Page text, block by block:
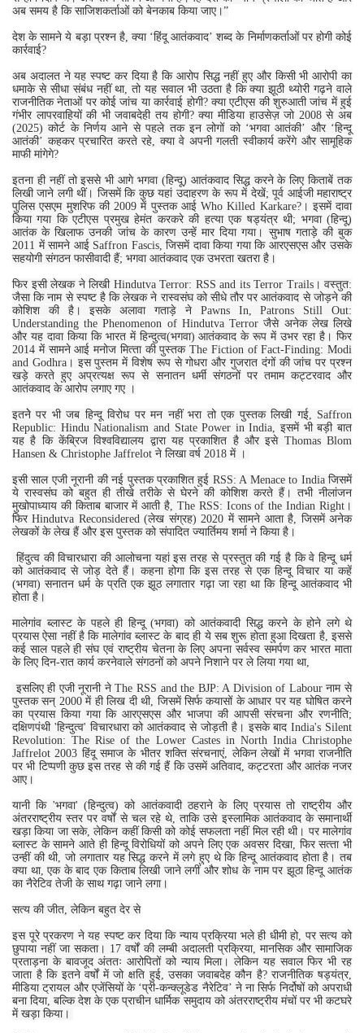
अब समय है कि साजिशकर्ताओं को बेनकाब किया जाए।”
देश के सामने ये बड़ा प्रश्‍न है, क्या ‘हिंदू आतंकवाद’ शब्द के निर्माणकर्ताओं पर होगी कोई
कार्रवाई?
अब अदालत ने यह स्पष्ट कर दिया है कि आरोप सिद्ध नहीं हुए और किसी भी आरोपी का
धमाके से सीधा संबंध नहीं था, तो यह सवाल भी उठता है कि क्या झूठी थ्योरी गढ़ने वाले
राजनीतिक नेताओं पर कोई जांच या कार्रवाई होगी? क्या एटीएस की शुरुआती जांच में हुई
गंभीर लापरवाहियों की भी जवाबदेही तय होगी? क्या मीडिया हाउसेज़ जो 2008 से अब
(2025) कोर्ट के निर्णय आने से पहले तक इन लोगों को ‘भगवा आतंकी’ और ‘हिन्‍दू
आतंकी’ कहकर प्रचारित करते रहे, क्‍या वे अपनी गलती स्‍वीकार्य करेंगे और सामूहिक
माफी मांगेगे?
इतना ही नहीं तो इससे भी आगे भगवा (हिन्‍दू) आतंकवाद सिद्ध करने के लिए किताबें तक
लिखी जाने लगी थीं। जिसमें कि कुछ यहां उदाहरण के रूप में देखें; पूर्व आईजी महाराष्ट्र
पुलिस एसएम मुशरिफ की 2009 में पुस्‍तक आई Who Killed Karkare?। इसमें दावा
किया गया कि एटीएस प्रमुख हेमंत करकरे की हत्या एक षड्यंत्र थी; भगवा (हिन्‍दू)
आतंक के खिलाफ उनकी जांच के कारण उन्‍हें मार दिया गया। सुभाष गताड़े की बुक
2011 में सामने आई Saffron Fascis, जिसमें दावा किया गया कि आरएसएस और उसके
सहयोगी संगठन फासीवादी हैं; भगवा आतंकवाद एक उभरता खतरा है।
फिर इसी लेखक ने लिखी Hindutva Terror: RSS and its Terror Trails। वस्‍तुत:
जैसा कि नाम से स्पष्ट है कि लेखक ने रास्‍वसंघ को सीधे तौर पर आतंकवाद से जोड़ने की
कोशिश की है। इसके अलावा गताड़े ने Pawns In, Patrons Still Out:
Understanding the Phenomenon of Hindutva Terror जैसे अनेक लेख लिखे
और यह दावा किया कि भारत में हिन्‍दुत्‍व(भगवा) आतंकवाद के रूप में उभर रहा है। फिर
2014 में सामने आई मनोज मित्‍ता की पुस्‍तक The Fiction of Fact-Finding: Modi
and Godhra। इस पुस्‍तम में विशेष रूप से गोधरा और गुजरात दंगों की जांच पर प्रश्न
खड़े करते हुए अप्रत्यक्ष रूप से सनातन धर्मी संगठनों पर तमाम कट्टरवाद और
आतंकवाद के आरोप लगाए गए ।
इतनेे पर भी जब हिन्‍दू विरोध पर मन नहीं भरा तो एक पुस्‍तक लिखी गई, Saffron
Republic: Hindu Nationalism and State Power in India, इसमें भी बड़ी बात
यह है कि केंब्रि‍ज विश्‍वविद्यालय द्वारा यह प्रकाशित है और इसे Thomas Blom
Hansen & Christophe Jaffrelot ने लिखा वर्ष 2018 में ।
इसी साल एजी नूरानी की नई पुस्‍तक प्रकाशित हुई RSS: A Menace to India जिसमें
ये रास्‍वसंघ को बहुत ही तीखे तरीके से घेरने की कोशिश करते हैं। तभी नीलांजन
मुखोपाध्याय की किताब बाजार में आती है, The RSS: Icons of the Indian Right।
फिर Hindutva Reconsidered (लेख संग्रह) 2020 में सामने आता है, जिसमें अनेक
लेखकों के लेख हैं और इस पुस्‍तक को संपादित ज्‍यार्तिमय शर्मा ने किया है।
हिंदुत्व की विचारधारा की आलोचना यहां इस तरह से प्रस्‍तुत की गई है कि वे हिन्‍दू धर्म
को आतंकवाद से जोड़ देते हैं। कहना होगा कि इस तरह से एक हिन्‍दू विचार या कहें
(भगवा) सनातन धर्म के प्रति एक झूठ लगातार गढ़ा जा रहा था कि हिन्‍दू आतंकवाद भी
होता है।
मालेगांव ब्‍लास्‍ट के पहले ही हिन्‍दू (भगवा) को आतंकवादी सिद्ध करने के होने लगे थे
प्रयास ऐसा नहीं है कि मालेगांव ब्‍लास्‍ट के बाद ही ये सब शुरू होता हुआ दिखता है, इससे
कई साल पहले ही संघ एवं राष्‍ट्रीय चेतना के लिए अपना सर्वस्‍व समर्पण कर भारत माता
के लिए दिन-रात कार्य करनेवाले संगठनों को अपने निशाने पर ले लिया गया था,
इसलिए ही एजी नूरानी ने The RSS and the BJP: A Division of Labour नाम से
पुस्‍तक सन् 2000 में ही लिख दी थी, जिसमें सिर्फ कयासों के आधार पर यह घोषित करने
का प्रयास किया गया कि आरएसएस और भाजपा की आपसी संरचना और रणनीति;
दक्षिणपंथी 'हिन्‍दुत्‍व' विचारधारा को आतंकवाद से जोड़ती है। इसके बाद India's Silent
Revolution: The Rise of the Lower Castes in North India Christophe
Jaffrelot 2003 हिंदू समाज के भीतर शक्ति संरचनाएं, लेकिन लेखों में भगवा राजनीति
पर भी टिप्पणी कुछ इस तरह से की गई हैं कि उसमें अतिवाद, कट्टरता और आतंक नजर
आए।
यानी कि 'भगवा' (हिन्‍दुत्‍व) को आतंकवादी ठहराने के लिए प्रयास तो राष्‍ट्रीय और
अंतरराष्‍ट्रीय स्‍तर पर वर्षों से चल रहे थे, ताकि उसे इस्‍लामिक आतंकवाद के समानार्थी
खड़ा किया जा सके, लेकिन कहीं किसी को कोई सफलता नहीं मिल रही थी। पर मालेगांव
ब्‍लास्‍ट के सामने आते ही हिन्‍दू विरोधियों को अपने लिए एक अवसर दिखा, फिर सत्‍ता भी
उन्‍हीं की थी, जो लगातार यह सिद्ध करने में लगे हुए थे कि हिन्‍दू आतंकवाद होता है। तब
क्‍या था, एक के बाद एक किताब लिखी जाने लगीं और शोध के नाम पर झूठा हिन्‍दू आतंक
का नैरेटिव तेजी के साथ गढ़ा जाने लगा।
सत्य की जीत, लेकिन बहुत देर से
इस पूरे प्रकरण ने यह स्पष्ट कर दिया कि न्याय प्रक्रिया भले ही धीमी हो, पर सत्य को
छुपाया नहीं जा सकता। 17 वर्षों की लम्बी अदालती प्रक्रिया, मानसिक और सामाजिक
प्रताड़ना के बावजूद अंततः आरोपितों को न्याय मिला। लेकिन यह सवाल फिर भी रह
जाता है कि इतने वर्षों में जो क्षति हुई, उसका जवाबदेह कौन है? राजनीतिक षड्यंत्र,
मीडिया ट्रायल और एजेंसियों के ‘प्री-कन्क्लूडेड नैरेटिव’ ने ना सिर्फ निर्दोषों को अपराधी
बना दिया, बल्कि देश के एक प्राचीन धार्मिक समुदाय को अंतरराष्ट्रीय मंचों पर भी कटघरे
में खड़ा किया।